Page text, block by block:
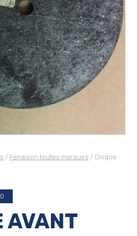
/ Fenaison toutes marques / Disque
AVANT